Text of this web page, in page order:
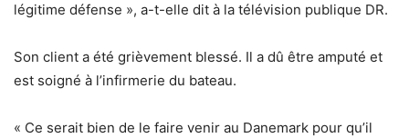
légitime défense », a-t-elle dit à la télévision publique DR.
Son client a été grièvement blessé. Il a dû être amputé et
est soigné à l’infirmerie du bateau.
« Ce serait bien de le faire venir au Danemark pour qu’il